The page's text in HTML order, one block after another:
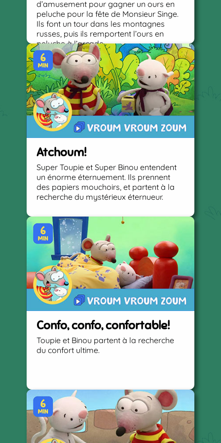
d’amusement pour gagner un ours en
peluche pour la fête de Monsieur Singe.
Ils font un tour dans les montagnes
russes, puis ils remportent l’ours en
peluche à l’arcade.
Atchoum!
Super Toupie et Super Binou entendent
un énorme éternuement. Ils prennent
des papiers mouchoirs, et partent à la
recherche du mystérieux éternueur.
Confo, confo, confortable!
Toupie et Binou partent à la recherche
du confort ultime.